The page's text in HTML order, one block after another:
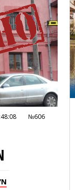
№606